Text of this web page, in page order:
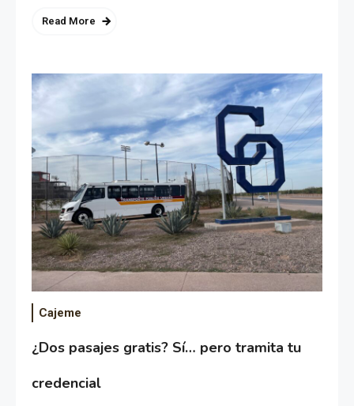
Read More
Cajeme
¿Dos pasajes gratis? Sí… pero tramita tu
credencial